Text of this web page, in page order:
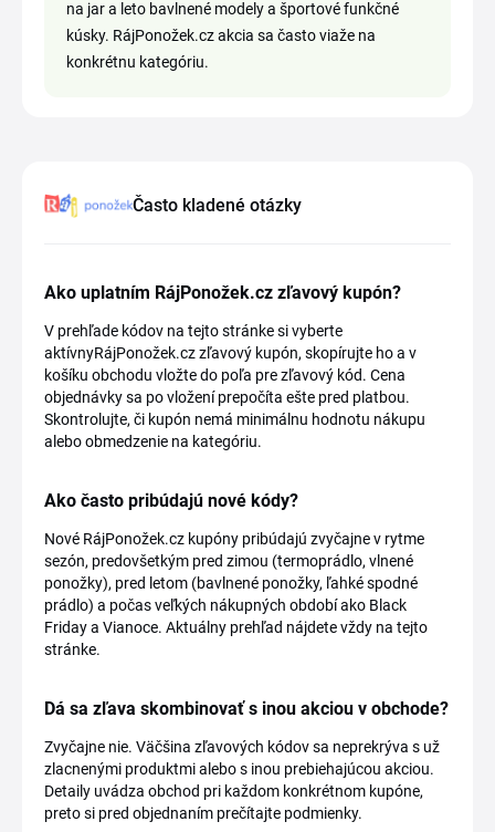
na jar a leto bavlnené modely a športové funkčné
kúsky. RájPonožek.cz akcia sa často viaže na
konkrétnu kategóriu.
Často kladené otázky
Ako uplatním RájPonožek.cz zľavový kupón?
V prehľade kódov na tejto stránke si vyberte
aktívnyRájPonožek.cz zľavový kupón, skopírujte ho a v
košíku obchodu vložte do poľa pre zľavový kód. Cena
objednávky sa po vložení prepočíta ešte pred platbou.
Skontrolujte, či kupón nemá minimálnu hodnotu nákupu
alebo obmedzenie na kategóriu.
Ako často pribúdajú nové kódy?
Nové RájPonožek.cz kupóny pribúdajú zvyčajne v rytme
sezón, predovšetkým pred zimou (termoprádlo, vlnené
ponožky), pred letom (bavlnené ponožky, ľahké spodné
prádlo) a počas veľkých nákupných období ako Black
Friday a Vianoce. Aktuálny prehľad nájdete vždy na tejto
stránke.
Dá sa zľava skombinovať s inou akciou v obchode?
Zvyčajne nie. Väčšina zľavových kódov sa neprekrýva s už
zlacnenými produktmi alebo s inou prebiehajúcou akciou.
Detaily uvádza obchod pri každom konkrétnom kupóne,
preto si pred objednaním prečítajte podmienky.